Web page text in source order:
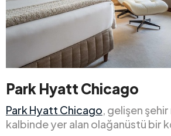
Park Hyatt Chicago
Park Hyatt Chicago, gelişen
kalbinde yer alan olağanüstü bir